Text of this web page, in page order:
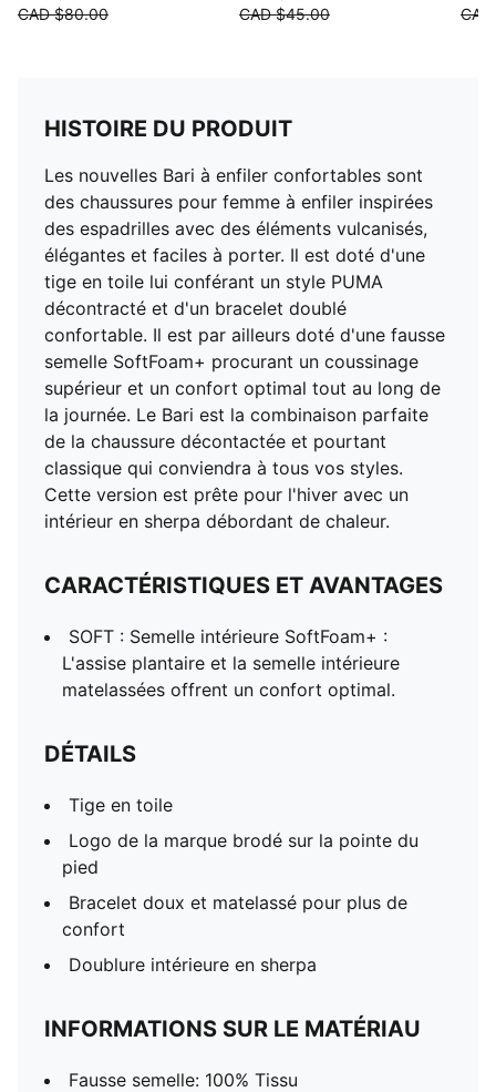
CAD $80.00
CAD $45.00
HISTOIRE DU PRODUIT
Les nouvelles Bari à enfiler confortables sont
des chaussures pour femme à enfiler inspirées
des espadrilles avec des éléments vulcanisés,
élégantes et faciles à porter. Il est doté d'une
tige en toile lui conférant un style PUMA
décontracté et d'un bracelet doublé
confortable. Il est par ailleurs doté d'une fausse
semelle SoftFoam+ procurant un coussinage
supérieur et un confort optimal tout au long de
la journée. Le Bari est la combinaison parfaite
de la chaussure décontactée et pourtant
classique qui conviendra à tous vos styles.
Cette version est prête pour l'hiver avec un
intérieur en sherpa débordant de chaleur.
CARACTÉRISTIQUES ET AVANTAGES
SOFT : Semelle intérieure SoftFoam+ :
L'assise plantaire et la semelle intérieure
matelassées offrent un confort optimal.
DÉTAILS
Tige en toile
Logo de la marque brodé sur la pointe du
pied
Bracelet doux et matelassé pour plus de
confort
Doublure intérieure en sherpa
INFORMATIONS SUR LE MATÉRIAU
Fausse semelle: 100% Tissu